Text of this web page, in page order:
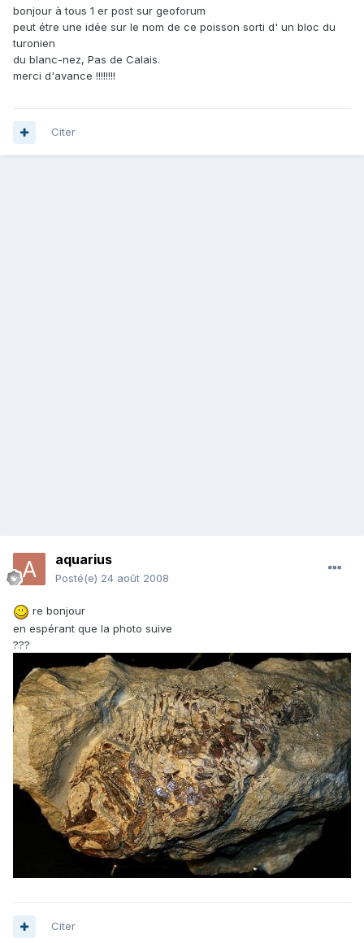
bonjour à tous 1 er post sur geoforum
peut étre une idée sur le nom de ce poisson sorti d' un bloc du
turonien
du blanc-nez, Pas de Calais.
merci d'avance !!!!!!!!
Citer
aquarius
Posté(e) 24 août 2008
re bonjour
en espérant que la photo suive
???
Citer